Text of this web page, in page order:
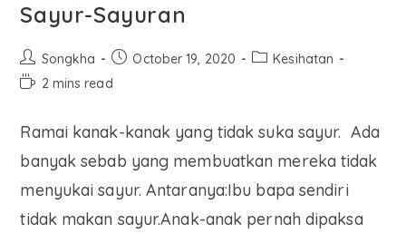
Sayur-Sayuran
Songkha October 19, 2020
Kesihatan
2 mins read
Ramai kanak-kanak yang tidak suka sayur. Ada
banyak sebab yang membuatkan mereka tidak
menyukai sayur. Antaranya:Ibu bapa sendiri
tidak makan sayur.Anak-anak pernah dipaksa